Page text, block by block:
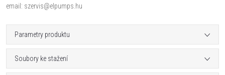
email: szervis@elpumps.hu
Parametry produktu
Soubory ke stažení